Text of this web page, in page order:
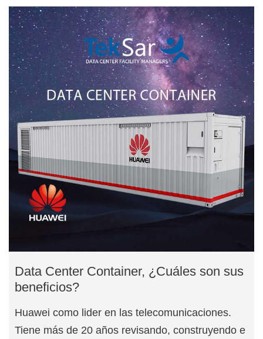
Data Center Container, ¿Cuáles son sus
beneficios?
Huawei como lider en las telecomunicaciones.
Tiene más de 20 años revisando, construyendo e